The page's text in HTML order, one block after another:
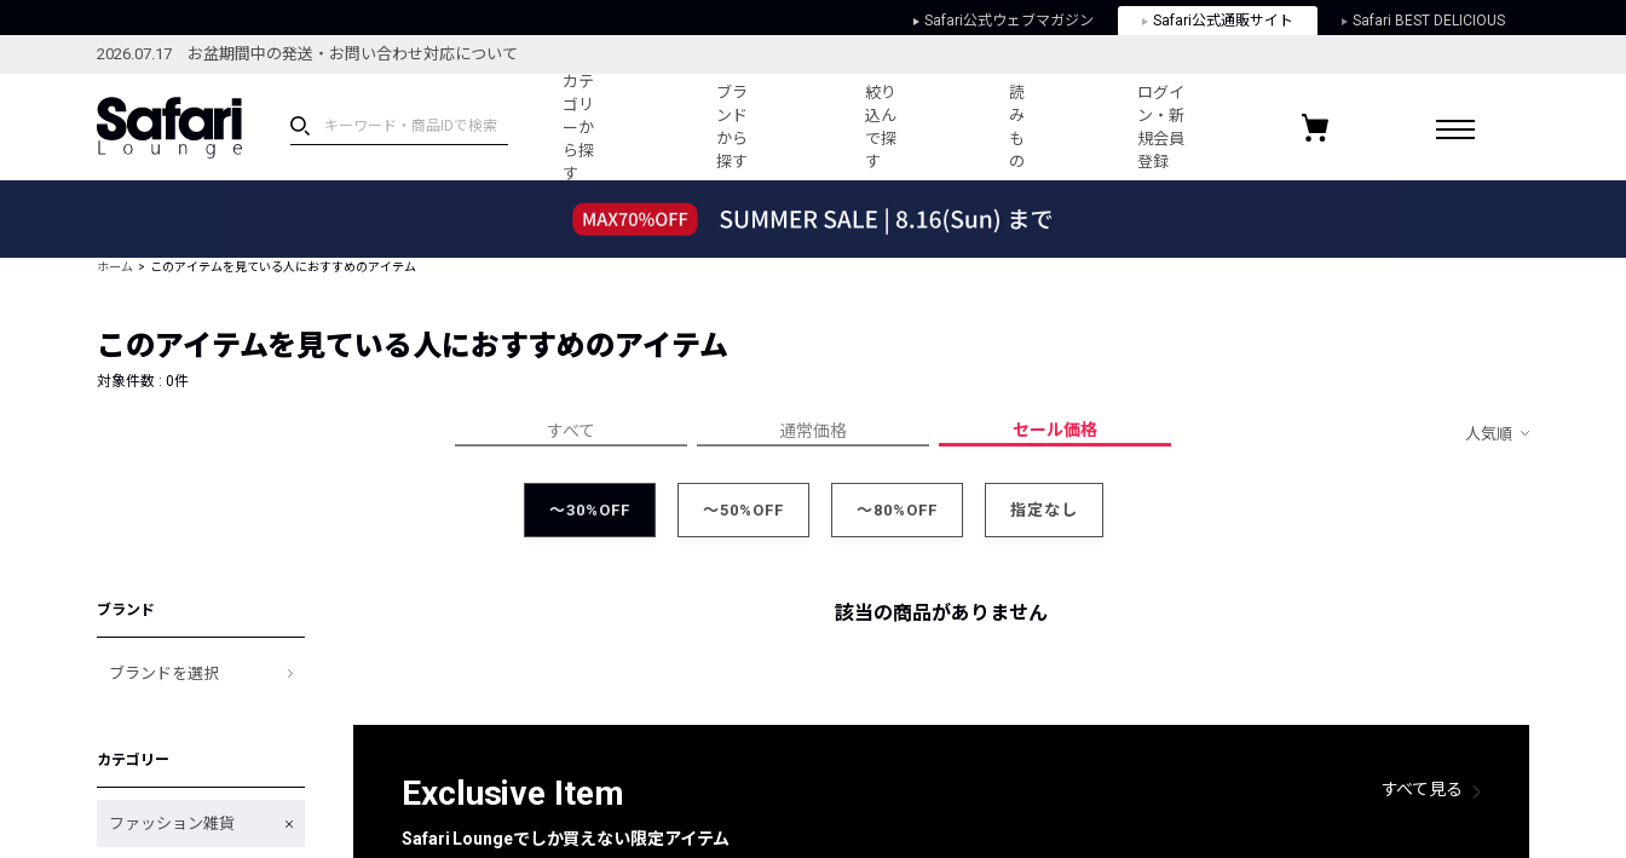
Safari公式ウェブマガジン Safari公式通販サイト Safari BEST DELICIOUS
2026.07.17 お盆期間中の発送・お問い合わせ対応について
カテ
ゴリ
ーか
ら探
す
ブラ
ンド
から
探す
絞り
込ん
で探
す
読
み
も
の
ログイ
ン・新
規会員
登録
ブランドから探す
新着アイテム
編集部のおすすめアイテム
特集記事
コーディネート
すべての記事
ーデ紹介
人気記事ランキング
ウィークリーコーデ
プライバシーポリシー
お気に入りブランド
ホーム このアイテムを見ている人におすすめのアイテム
このアイテムを見ている人におすすめのアイテム
対象件数 : 0件
すべて 通常価格 セール価格 人気順
～30%OFF ～50%OFF ～80%OFF 指定なし
ブランド
ブランドを選択
カテゴリー
ファッション雑貨
該当の商品がありません
Exclusive Item
Safari Loungeでしか買えない限定アイテム
すべて見る